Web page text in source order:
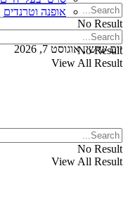
No Result
View All Result
יום שישי, אוגוסט 7, 2026
אופנה וטרנדים
No Result
View All Result
No Result
View All Result